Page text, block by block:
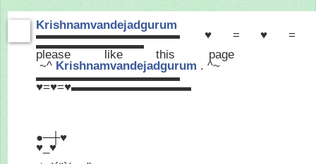
Krishnamvandejadgurum
▬▬▬▬▬▬▬▬▬▬▬▬
▬▬▬▬▬▬▬▬▬
please like this page
~^ Krishnamvandejadgurum . ^~
▬▬▬▬▬▬▬▬▬▬▬▬
♥=♥=♥▬▬▬▬▬▬▬▬▬▬
●─┼♥
♥_♥